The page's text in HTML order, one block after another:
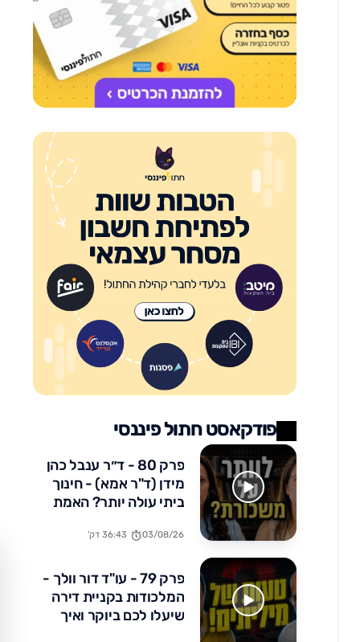
פודקאסט חתול פיננסי
פרק 80 - ד״ר ענבל כהן
מידן (ד"ר אמא) - חינוך
ביתי עולה יותר? האמת
עליה
03/08/26 36:43 דק'
פרק 79 - עו"ד דור וולך -
המלכודות בקניית דירה
שיעלו לכם ביוקר ואיך